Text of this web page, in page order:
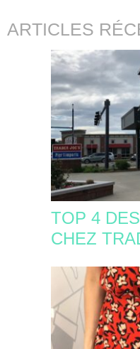
ARTICLES
TOP 4
CHEZ